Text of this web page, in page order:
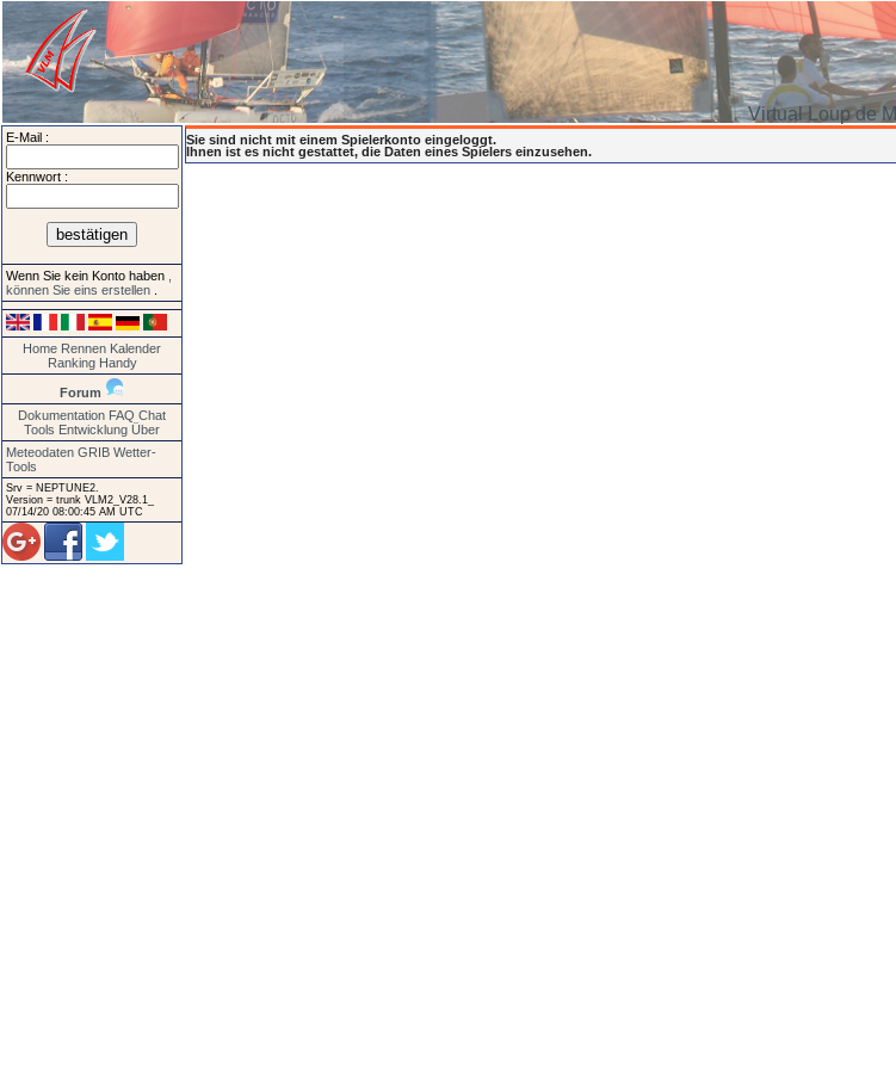
Virtual Loup de
E-Mail :
Kennwort :
Wenn Sie kein Konto haben
können Sie eins erstellen
Home Rennen Kalender
Ranking Handy
Forum
Dokumentation FAQ Chat
Tools Entwicklung Über
Meteodaten GRIB Wetter-
Tools
Srv = NEPTUNE2.
Version = trunk VLM2_V28.1_
07/14/20 08:00:45 AM UTC
Sie sind nicht mit einem Spielerkonto eingeloggt.
Ihnen ist es nicht gestattet, die Daten eines Spielers einzusehen.